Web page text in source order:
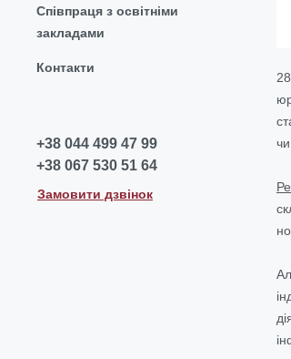
Співпраця з освітніми
закладами
Контакти
+38 044 499 47 99
+38 067 530 51 64
Замовити дзвінок